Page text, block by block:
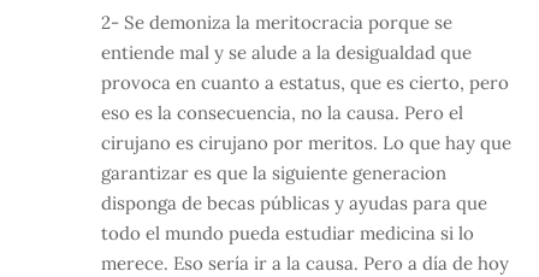
2- Se demoniza la meritocracia porque se
entiende mal y se alude a la desigualdad que
provoca en cuanto a estatus, que es cierto, pero
eso es la consecuencia, no la causa. Pero el
cirujano es cirujano por meritos. Lo que hay que
garantizar es que la siguiente generacion
disponga de becas públicas y ayudas para que
todo el mundo pueda estudiar medicina si lo
merece. Eso sería ir a la causa. Pero a día de hoy